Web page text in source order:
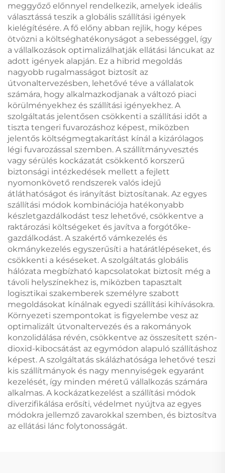
meggyőző előnnyel rendelkezik, amelyek ideális
választássá teszik a globális szállítási igények
kielégítésére. A fő előny abban rejlik, hogy képes
ötvözni a költséghatékonyságot a sebességgel, így
a vállalkozások optimalizálhatják ellátási láncukat az
adott igények alapján. Ez a hibrid megoldás
nagyobb rugalmasságot biztosít az
útvonaltervezésben, lehetővé téve a vállalatok
számára, hogy alkalmazkodjanak a változó piaci
körülményekhez és szállítási igényekhez. A
szolgáltatás jelentősen csökkenti a szállítási időt a
tiszta tengeri fuvarozáshoz képest, miközben
jelentős költségmegtakarítást kínál a kizárólagos
légi fuvarozással szemben. A szállítmányvesztés
vagy sérülés kockázatát csökkentő korszerű
biztonsági intézkedések mellett a fejlett
nyomonkövető rendszerek valós idejű
átláthatóságot és irányítást biztosítanak. Az egyes
szállítási módok kombinációja hatékonyabb
készletgazdálkodást tesz lehetővé, csökkentve a
raktározási költségeket és javítva a forgótőke-
gazdálkodást. A szakértő vámkezelés és
okmánykezelés egyszerűsíti a határátlépéseket, és
csökkenti a késéseket. A szolgáltatás globális
hálózata megbízható kapcsolatokat biztosít még a
távoli helyszínekhez is, miközben tapasztalt
logisztikai szakemberek személyre szabott
megoldásokat kínálnak egyedi szállítási kihívásokra.
Környezeti szempontokat is figyelembe vesz az
optimalizált útvonaltervezés és a rakományok
konzolidálása révén, csökkentve az összesített szén-
dioxid-kibocsátást az egymódon alapuló szállításhoz
képest. A szolgáltatás skálázhatósága lehetővé teszi
kis szállítmányok és nagy mennyiségek egyaránt
kezelését, így minden méretű vállalkozás számára
alkalmas. A kockázatkezelést a szállítási módok
diverzifikálása erősíti, védelmet nyújtva az egyes
módokra jellemző zavarokkal szemben, és biztosítva
az ellátási lánc folytonosságát.